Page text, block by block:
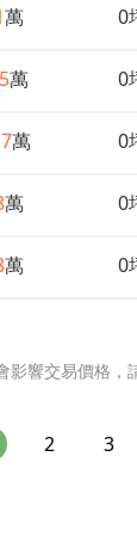
萬 0
萬 0
萬 0
萬 0
萬 0
響交易價格，
2 3